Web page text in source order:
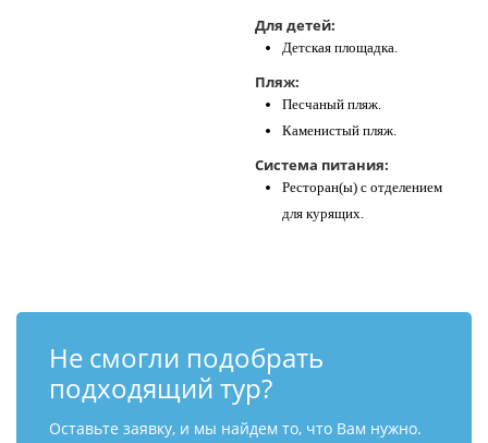
Для детей:
Детская площадка.
Пляж:
Песчаный пляж.
Каменистый пляж.
Система питания:
Ресторан(ы) с отделением
для курящих.
Не смогли подобрать
подходящий тур?
Оставьте заявку, и мы найдем то, что Вам нужно.